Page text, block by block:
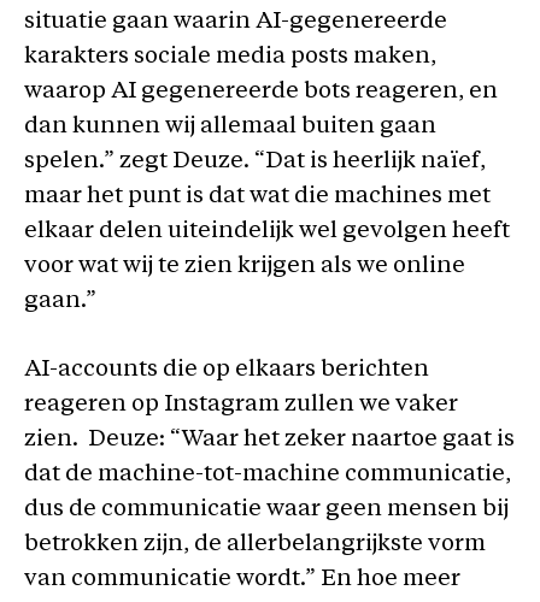
situatie gaan waarin AI-gegenereerde
karakters sociale media posts maken,
waarop AI gegenereerde bots reageren, en
dan kunnen wij allemaal buiten gaan
spelen.” zegt Deuze. “Dat is heerlijk naïef,
maar het punt is dat wat die machines met
elkaar delen uiteindelijk wel gevolgen heeft
voor wat wij te zien krijgen als we online
gaan.”
AI-accounts die op elkaars berichten
reageren op Instagram zullen we vaker
zien. Deuze: “Waar het zeker naartoe gaat is
dat de machine-tot-machine communicatie,
dus de communicatie waar geen mensen bij
betrokken zijn, de allerbelangrijkste vorm
van communicatie wordt.” En hoe meer